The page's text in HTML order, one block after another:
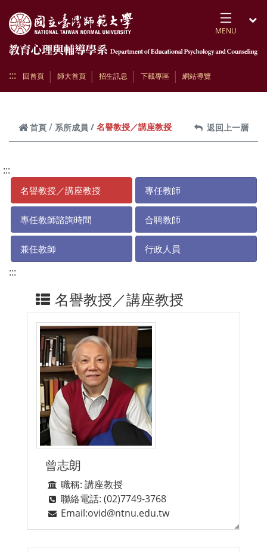
MENU
::: 回首頁 師大首頁 招生訊息 下載專區 網站導覽
首頁 系所成員 名譽教授／講座教授 返回上一層
:::
名譽教授／講座教授 專任教師
專任教師諮詢時間 合聘教師
兼任教師 行政人員
:::
名譽教授／講座教授
曾志朗
職稱: 講座教授
聯絡電話: (02)7749-3768
Email:ovid@ntnu.edu.tw